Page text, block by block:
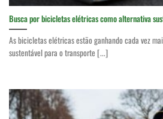
Busca por bicicletas elétricas como alternativa
As bicicletas elétricas estão ganhando cada vez
sustentável para o transporte [...]